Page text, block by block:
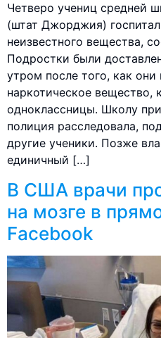
Четверо учениц средней
(штат Джорджия)
неизвестного вещества,
Подростки были
утром после того, как они
наркотическое вещество,
одноклассницы. Школу
полиция расследовала,
другие ученики. Позже
единичный […]
В США врачи
на мозге в
Facebook